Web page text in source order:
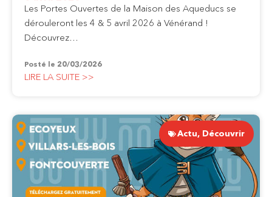
Les Portes Ouvertes de la Maison des Aqueducs se
dérouleront les 4 & 5 avril 2026 à Vénérand !
Découvrez…
Posté le 20/03/2026
LIRE LA SUITE >>
Actu, Découvrir